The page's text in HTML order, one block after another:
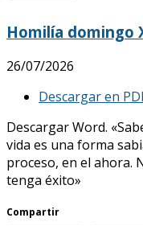
Homilía domingo
26/07/2026
Descargar en
Descargar Word.
vida es una forma
proceso, en el ahora.
tenga éxito»
Compartir